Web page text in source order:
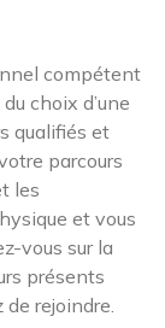
compétent
choix d’une
qualifiés et
parcours
les
et vous
vous sur la
présents
rejoindre.